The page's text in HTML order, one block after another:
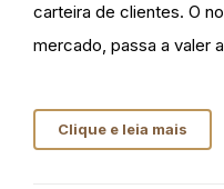
carteira de clientes. O
mercado, passa a valer
Clique e leia mais